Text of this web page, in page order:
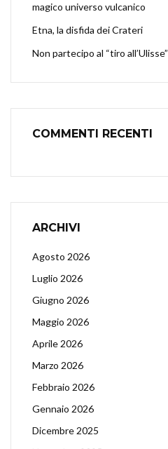
magico universo vulcanico
Etna, la disfida dei Crateri
Non partecipo al “tiro all’Ulisse”
COMMENTI RECENTI
ARCHIVI
Agosto 2026
Luglio 2026
Giugno 2026
Maggio 2026
Aprile 2026
Marzo 2026
Febbraio 2026
Gennaio 2026
Dicembre 2025